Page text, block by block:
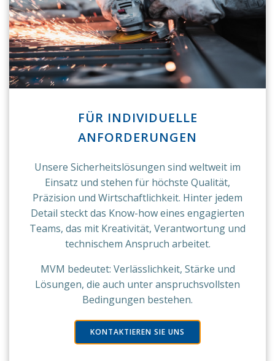
FÜR INDIVIDUELLE
ANFORDERUNGEN
Unsere Sicherheitslösungen sind weltweit im
Einsatz und stehen für höchste Qualität,
Präzision und Wirtschaftlichkeit. Hinter jedem
Detail steckt das Know-how eines engagierten
Teams, das mit Kreativität, Verantwortung und
technischem Anspruch arbeitet.
MVM bedeutet: Verlässlichkeit, Stärke und
Lösungen, die auch unter anspruchsvollsten
Bedingungen bestehen.
KONTAKTIEREN SIE UNS